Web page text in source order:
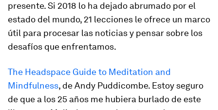
presente. Si 2018 lo ha dejado abrumado por el
estado del mundo, 21 lecciones le ofrece un marco
útil para procesar las noticias y pensar sobre los
desafíos que enfrentamos.
The Headspace Guide to Meditation and
Mindfulness, de Andy Puddicombe. Estoy seguro
de que a los 25 años me hubiera burlado de este